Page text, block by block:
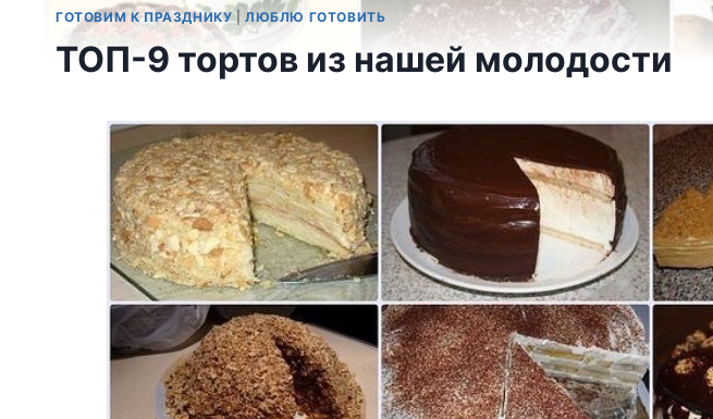
ГОТОВИМ К ПРАЗДНИКУ|ЛЮБЛЮ ГОТОВИТЬ
ТОП-9 тортов из нашей молодости